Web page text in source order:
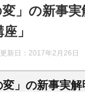
変」の新事
」
新日： 2017年2月26日
変」の新事実